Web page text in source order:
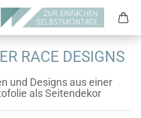
RACE DESIGNS
und Designs aus einer
als Seitendekor